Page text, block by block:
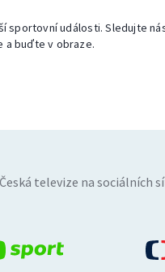
sportovní události. Sledujte
a buďte v obraze.
Česká televize na sociálních